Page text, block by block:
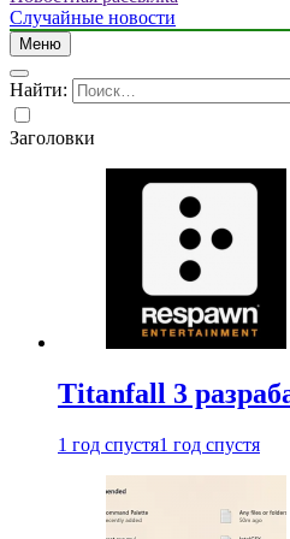
Случайные новости
Меню
Найти:
Заголовки
Titanfall 3
1 год спустя1 год спустя